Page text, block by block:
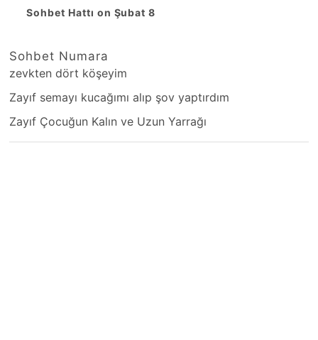
Sohbet Hattı on Şubat 8
Sohbet Numara
zevkten dört köşeyim
Zayıf semayı kucağımı alıp şov yaptırdım
Zayıf Çocuğun Kalın ve Uzun Yarrağı